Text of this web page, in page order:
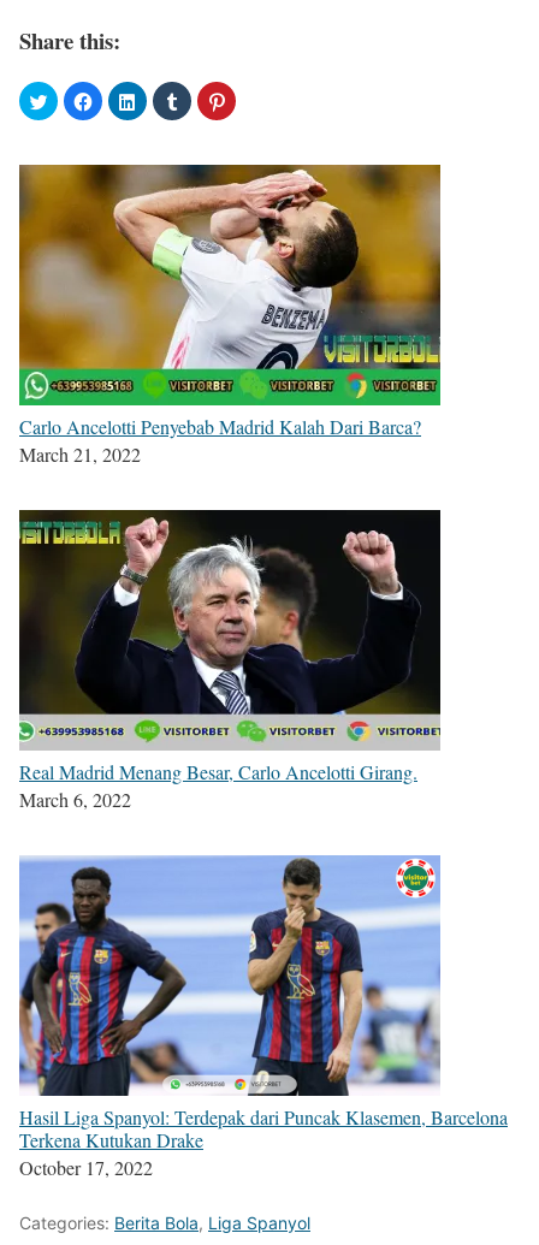
Share this:
Carlo Ancelotti Penyebab Madrid Kalah Dari Barca?
March 21, 2022
Real Madrid Menang Besar, Carlo Ancelotti Girang.
March 6, 2022
Hasil Liga Spanyol: Terdepak dari Puncak Klasemen, Barcelona
Terkena Kutukan Drake
October 17, 2022
Categories: Berita Bola, Liga Spanyol